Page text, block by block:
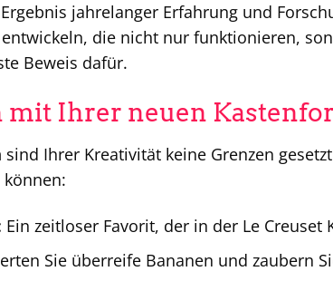
jahrelanger Erfahrung und
die nicht nur funktionieren,
Beweis dafür.
mit Ihrer neuen
sind Ihrer Kreativität keine Grenzen
Ein zeitloser Favorit, der in der Le
Sie überreife Bananen und zaubern